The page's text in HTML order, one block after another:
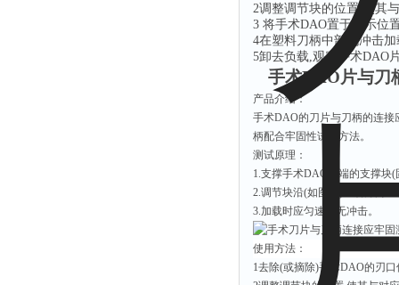
2调整调节块的位置,使其
3 将手术DAO置于图示位
4在塑料刀柄中部无冲击加
5卸去负载,观察手术DAO
手术DAO片与刀
产品介绍：
手术DAO的刀片与刀柄的连接
柄配合牢固性试验方法。
测试原理：
1.支撑手术DAO两端的支撑块
2.调节块沿(如图示)左右方向
3.加载时应匀速、无冲击。
使用方法：
1去除(或摘除)手术DAO的刃